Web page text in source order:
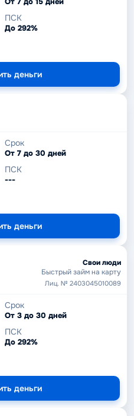
ПСК
До 292%
деньги
Срок
От 7 до 30 дней
ПСК
---
деньги
Свои люди
Быстрый займ на карту
Лиц. № 2403045010089
Срок
От 3 до 30 дней
ПСК
До 292%
деньги